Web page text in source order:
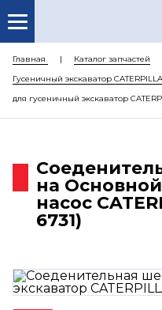
Главная Каталог запчастей
Гусеничный экскаватор
для гусеничный экскаватор
на
насос
6731)